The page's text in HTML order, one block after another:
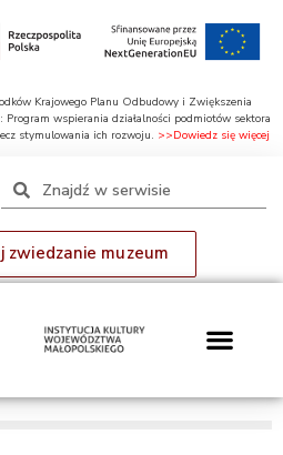
Krajowego Planu Odbudowy i Zwiększenia
wspierania działalności podmiotów sektora
stymulowania ich rozwoju. >>Dowiedz się więcej
zwiedzanie muzeum